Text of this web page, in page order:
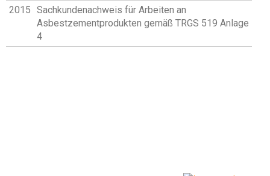
2015 Sachkundenachweis für Arbeiten an
Asbestzementprodukten gemäß TRGS 519 Anlage
4